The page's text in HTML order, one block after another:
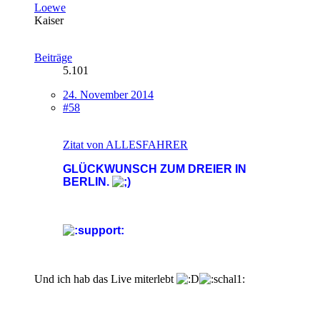
Loewe
Kaiser
Beiträge
5.101
24. November 2014
#58
Zitat von ALLESFAHRER
GLÜCKWUNSCH ZUM DREIER IN
BERLIN.
Und ich hab das Live miterlebt